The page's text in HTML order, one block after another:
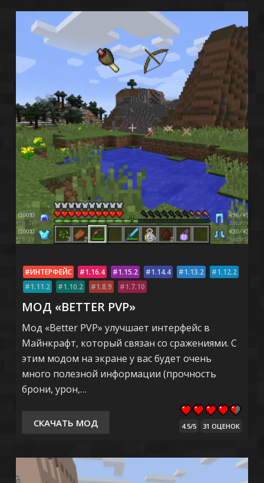
ИНТЕРФЕЙС 1.16.4 1.15.2 1.14.4 1.13.2
1.12.2
1.11.2
1.10.2 1.8.9 1.7.10
МОД «BETTER PVP»
Мод «Better PVP» улучшает интерфейс в
Майнкрафт, который связан со сражениями. С
этим модом на экране у вас будет очень
много полезной информации (прочность
брони, урон,…
4.5/5 31 ОЦЕНОК
СКАЧАТЬ МОД